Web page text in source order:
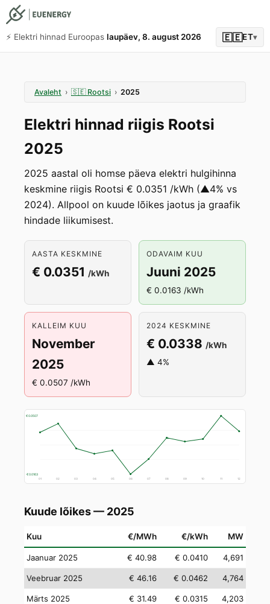
⚡️ Elektri hinnad Euroopas laupäev, 8. august 2026 🇪🇪ET▾
Avaleht › 🇸🇪 Rootsi › 2025
Elektri hinnad riigis Rootsi
2025
2025 aastal oli homse päeva elektri hulgihinna
keskmine riigis Rootsi € 0.0351 /kWh (▲4% vs
2024). Allpool on kuude lõikes jaotus ja graafik
hindade liikumisest.
AASTA KESKMINE
€ 0.0351 /kWh
ODAVAIM KUU
Juuni 2025
€ 0.0163 /kWh
KALLEIM KUU
November
2025
€ 0.0507 /kWh
2024 KESKMINE
€ 0.0338 /kWh
▲ 4%
€ 0.0507
€ 0.0163
01 02 03 04 05 06 07 08 09 10 11 12
Kuude lõikes — 2025
Kuu €/MWh €/kWh MW
Jaanuar 2025 € 40.98 € 0.0410 4,691
Veebruar 2025 € 46.16 € 0.0462 4,764
Märts 2025 € 31.49 € 0.0315 4,203